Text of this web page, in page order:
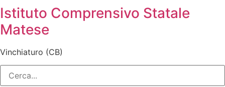
Istituto Comprensivo Statale
Matese
Vinchiaturo (CB)